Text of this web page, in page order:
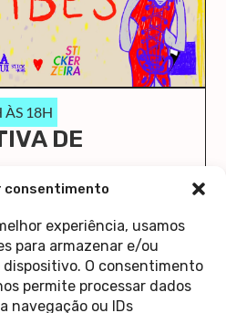
consentimento
experiência, usamos
para armazenar e/ou
O consentimento
permite processar dados
navegação ou IDs
ÀS 18H
DE
vai ocupar a Casa 1 de